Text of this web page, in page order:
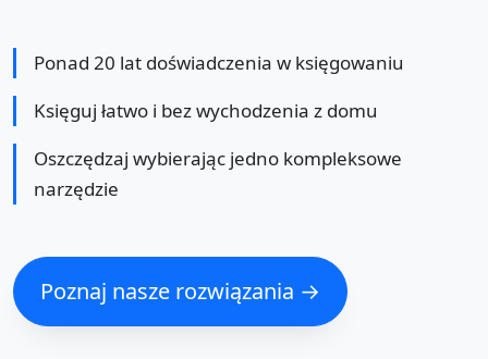
Ponad 20 lat doświadczenia w księgowaniu
Księguj łatwo i bez wychodzenia z domu
Oszczędzaj wybierając jedno kompleksowe
narzędzie
Poznaj nasze rozwiązania →